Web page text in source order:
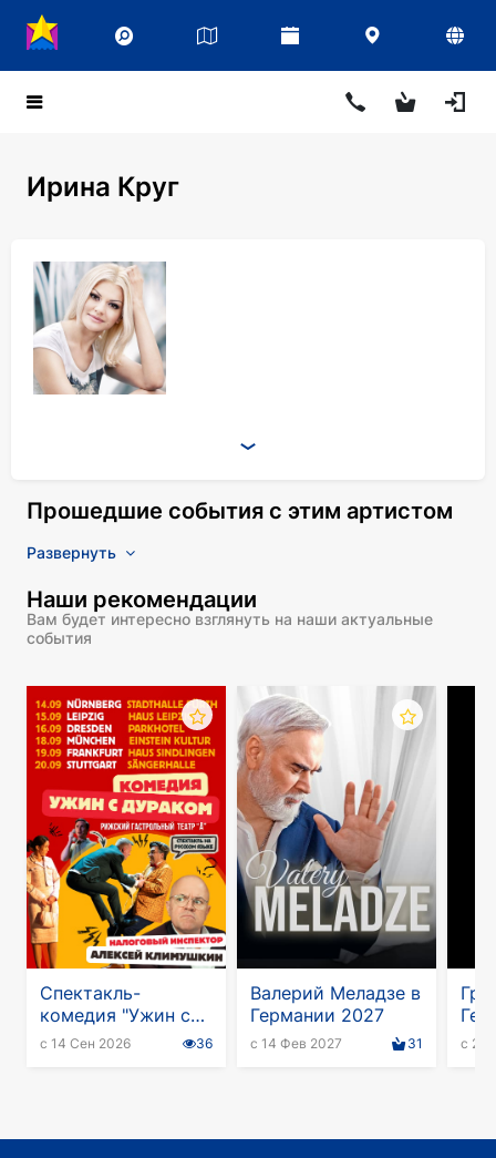
Ирина Круг
Прошедшие события с этим артистом
Развернуть
Наши рекомендации
Вам будет интересно взглянуть на наши актуальные
события
Спектакль-
комедия "Ужин с
дураком" при
с 14 Сен 2026 36
Валерий Меладзе в
Германии 2027
с 14 Фев 2027 31 с 21